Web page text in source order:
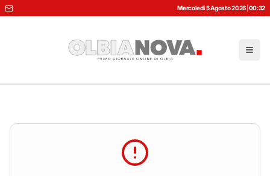
Mercoledì 5 Agosto 2026 00:32